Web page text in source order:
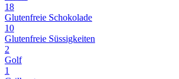
18
Glutenfreie Schokolade
10
Glutenfreie Süssigkeiten
2
Golf
1